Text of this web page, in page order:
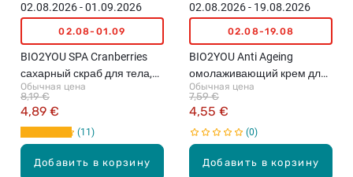
Добавить в корзину
02.08.2026 - 01.09.2026
02.08-01.09
BIO2YOU SPA Cranberries
сахарный скраб для тела,
200мл
Обычная цена
4,89 €
8,19 €
11
Добавить в корзину
02.08.2026 - 19.08.2026
02.08-19.08
BIO2YOU Anti Ageing
омолаживающий крем для
рук, 75мл
Обычная цена
4,55 €
7,59 €
0